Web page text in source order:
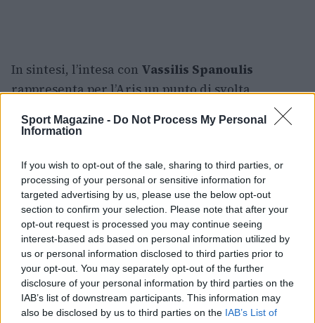
Sport Magazine - Do Not Process My Personal
Information
If you wish to opt-out of the sale, sharing to third parties, or
processing of your personal or sensitive information for
targeted advertising by us, please use the below opt-out
section to confirm your selection. Please note that after your
opt-out request is processed you may continue seeing
interest-based ads based on personal information utilized by
us or personal information disclosed to third parties prior to
your opt-out. You may separately opt-out of the further
disclosure of your personal information by third parties on the
IAB’s list of downstream participants. This information may
also be disclosed by us to third parties on the IAB’s List of
In sintesi, l’intesa con Vassilis Spanoulis
rappresenta per l’Aris un punto di svolta
potenziale: un mix di prestigio, risorse e primi
nomi di mercato che delinea un percorso
concretizzeranno gli sviluppi sul mercato e quali
risultati emergeranno dalla convivenza tra il
nuovo allenatore e la rosa, ma il messaggio
iniziale è chiaro: l’Aris vuole protagonismo e ha
scelto una figura capace di incarnare quella
volontà.